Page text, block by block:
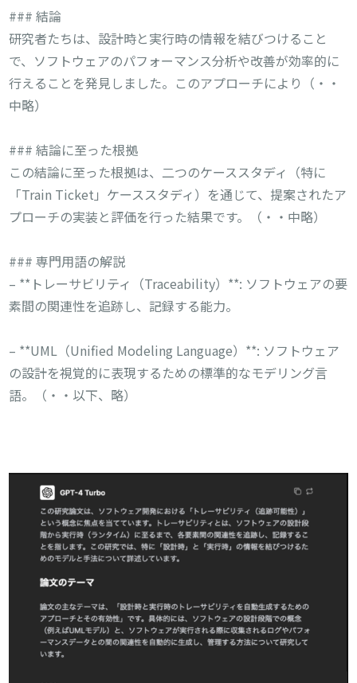
### 結論
研究者たちは、設計時と実行時の情報を結びつけること
で、ソフトウェアのパフォーマンス分析や改善が効率的に
行えることを発見しました。このアプローチにより（・・
中略）
### 結論に至った根拠
この結論に至った根拠は、二つのケーススタディ（特に
「Train Ticket」ケーススタディ）を通じて、提案されたア
プローチの実装と評価を行った結果です。（・・中略）
### 専門用語の解説
– **トレーサビリティ（Traceability）**: ソフトウェアの要
素間の関連性を追跡し、記録する能力。
– **UML（Unified Modeling Language）**: ソフトウェア
の設計を視覚的に表現するための標準的なモデリング言
語。（・・以下、略）